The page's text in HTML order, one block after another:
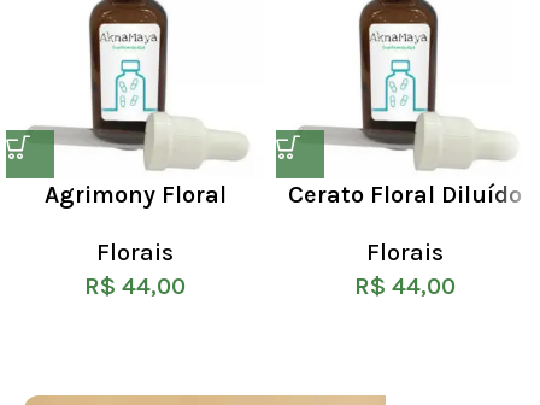
Agrimony Floral
Florais
R$ 44,00
Cerato Floral Diluído
Florais
R$ 44,00